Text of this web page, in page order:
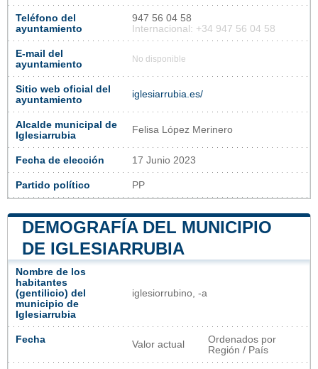
Teléfono del
ayuntamiento
947 56 04 58
Internacional: +34 947 56 04 58
E-mail del
ayuntamiento
No disponible
Sitio web oficial del
ayuntamiento
iglesiarrubia.es/
Alcalde municipal de
Iglesiarrubia
Felisa López Merinero
Fecha de elección 17 Junio 2023
Partido político PP
DEMOGRAFÍA DEL MUNICIPIO
DE IGLESIARRUBIA
Nombre de los
habitantes
(gentilicio) del
municipio de
Iglesiarrubia
iglesiorrubino, -a
Fecha Valor actual
Ordenados por
Región / País